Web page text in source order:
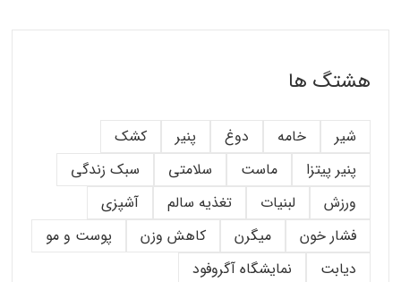
هشتگ ها
شیر خامه دوغ پنیر
کشک
پنیر پیتزا
ماست سلامتی
سبک زندگی
ورزش
لبنیات تغذیه سالم
آشپزی
فشار خون
میگرن کاهش وزن
پوست و مو
دیابت
نمایشگاه آگروفود